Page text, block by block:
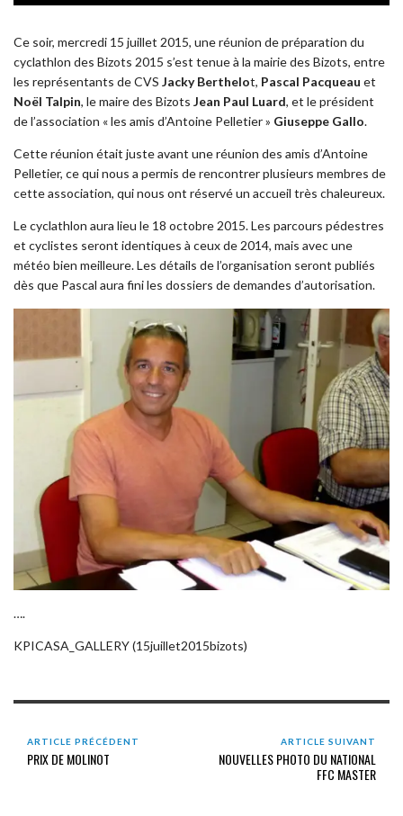
Ce soir, mercredi 15 juillet 2015, une réunion de préparation du
cyclathlon des Bizots 2015 s’est tenue à la mairie des Bizots, entre
les représentants de CVS Jacky Berthelot, Pascal Pacqueau et
Noël Talpin, le maire des Bizots Jean Paul Luard, et le président
de l’association « les amis d’Antoine Pelletier » Giuseppe Gallo.
Cette réunion était juste avant une réunion des amis d’Antoine
Pelletier, ce qui nous a permis de rencontrer plusieurs membres de
cette association, qui nous ont réservé un accueil très chaleureux.
Le cyclathlon aura lieu le 18 octobre 2015. Les parcours pédestres
et cyclistes seront identiques à ceux de 2014, mais avec une
météo bien meilleure. Les détails de l’organisation seront publiés
dès que Pascal aura fini les dossiers de demandes d’autorisation.
….
KPICASA_GALLERY (15juillet2015bizots)
ARTICLE PRÉCÉDENT
PRIX DE MOLINOT
ARTICLE SUIVANT
NOUVELLES PHOTO DU NATIONAL
FFC MASTER